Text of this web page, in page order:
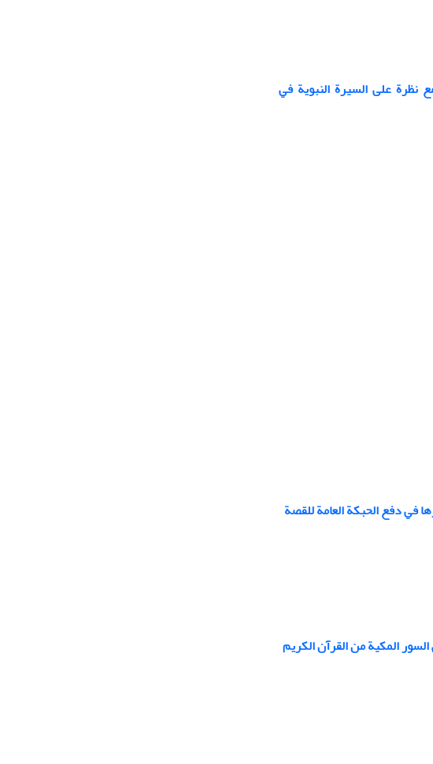
نظرة علی السيرة النبوية في
في دفع الحبكة العامة للقصة
المكیة من القرآن الكریم